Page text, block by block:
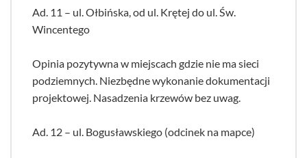
Ad. 11 – ul. Ołbińska, od ul. Krętej do ul. Św.
Wincentego
Opinia pozytywna w miejscach gdzie nie ma sieci
podziemnych. Niezbędne wykonanie dokumentacji
projektowej. Nasadzenia krzewów bez uwag.
Ad. 12 – ul. Bogusławskiego (odcinek na mapce)